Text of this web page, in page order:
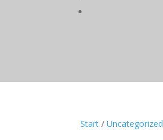
Start /Uncategorized